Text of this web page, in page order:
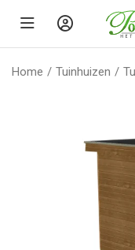
Home / Tuinhuizen /